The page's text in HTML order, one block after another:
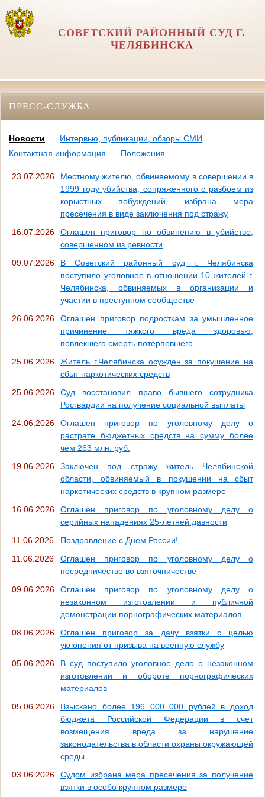
СОВЕТСКИЙ РАЙОННЫЙ СУД Г.
ЧЕЛЯБИНСКА
ПРЕСС-СЛУЖБА
Новости
Интервью, публикации, обзоры СМИ
Контактная информация
Положения
23.07.2026
Местному жителю, обвиняемому в совершении в
1999 году убийства, сопряженного с разбоем из
корыстных побуждений, избрана мера
пресечения в виде заключения под стражу
16.07.2026
Оглашен приговор по обвинению в убийстве,
совершенном из ревности
09.07.2026
В Советский районный суд г. Челябинска
поступило уголовное в отношении 10 жителей г.
Челябинска, обвиняемых в организации и
участии в преступном сообществе
26.06.2026
Оглашен приговор подросткам за умышленное
причинение тяжкого вреда здоровью,
повлекшего смерть потерпевшего
25.06.2026
Житель г.Челябинска осужден за покушение на
сбыт наркотических средств
25.06.2026
Суд восстановил право бывшего сотрудника
Росгвардии на получение социальной выплаты
24.06.2026
Оглашен приговор по уголовному делу о
растрате бюджетных средств на сумму более
чем 263 млн. руб.
19.06.2026
Заключен под стражу житель Челябинской
области, обвиняемый в покушении на сбыт
наркотических средств в крупном размере
16.06.2026
Оглашен приговор по уголовному делу о
серийных нападениях 25-летней давности
11.06.2026
Поздравление с Днем России!
11.06.2026
Оглашен приговор по уголовному делу о
посредничестве во взяточничестве
09.06.2026
Оглашен приговор по уголовному делу о
незаконном изготовлении и публичной
демонстрации порнографических материалов
08.06.2026
Оглашен приговор за дачу взятки с целью
уклонения от призыва на военную службу
05.06.2026
В суд поступило уголовное дело о незаконном
изготовлении и обороте порнографических
материалов
05.06.2026
Взыскано более 196 000 000 рублей в доход
бюджета Российской Федерации в счет
возмещения вреда за нарушение
законодательства в области охраны окружающей
среды
03.06.2026
Судом избрана мера пресечения за получение
взятки в особо крупном размере